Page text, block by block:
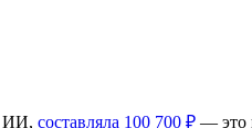
ИИ, составляла 100 700 ₽ — это